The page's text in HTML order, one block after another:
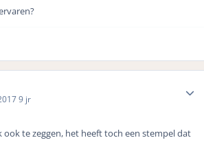
9 jr
ook te zeggen, het heeft toch een stempel dat